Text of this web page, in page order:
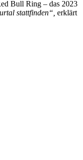
Bull Ring – das 2023
stattfinden“, erklärt